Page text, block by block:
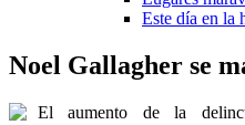
Este día en la
Noel Gallagher se
El aumento de la